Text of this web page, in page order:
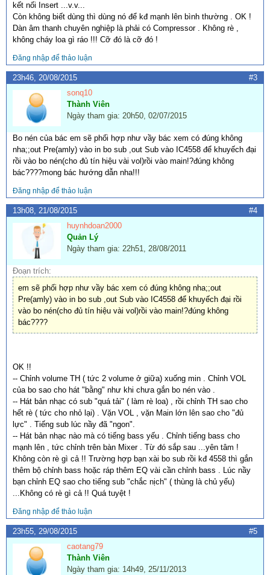
kết nối Insert ...v.v...
Còn không biết dùng thì dùng nó để kđ mạnh lên bình thường . OK !
Dàn âm thanh chuyên nghiệp là phải có Compressor . Không rè ,
không cháy loa gì ráo !!! Cỡ đó là cỡ đó !
Đăng nhập để thảo luận
23h46, 20/08/2015
#3
sonq10
Thành Viên
Ngày tham gia: 20h50, 02/07/2015
Bo nén của bác em sẽ phối hợp như vầy bác xem có đúng không
nha;;out Pre(amly) vào in bo sub ,out Sub vào IC4558 để khuyếch đại
rồi vào bo nén(cho đủ tín hiệu vài vol)rồi vào main!?đúng không
bác????mong bác hướng dẫn nha!!!
Đăng nhập để thảo luận
13h08, 21/08/2015
#4
huynhdoan2000
Quản Lý
Ngày tham gia: 22h51, 28/08/2011
Đoạn trích:
em sẽ phối hợp như vầy bác xem có đúng không nha;;out
Pre(amly) vào in bo sub ,out Sub vào IC4558 để khuyếch đại rồi
vào bo nén(cho đủ tín hiệu vài vol)rồi vào main!?đúng không
bác????
OK !!
-- Chỉnh volume TH ( tức 2 volume ở giữa) xuống min . Chỉnh VOL
của bo sao cho hát "bằng" như khi chưa gắn bo nén vào .
-- Hát bản nhạc có sub "quá tải" ( làm rè loa) , rồi chỉnh TH sao cho
hết rè ( tức cho nhỏ lại) . Vặn VOL , vặn Main lớn lên sao cho "đủ
lực" . Tiếng sub lúc nầy đã "ngon".
-- Hát bản nhạc nào mà có tiếng bass yếu . Chỉnh tiếng bass cho
mạnh lên , tức chỉnh trên bàn Mixer . Từ đó sắp sau ...yên tâm !
Không còn rè gì cả !! Trường hợp bạn xài bo sub rồi kđ 4558 thì gắn
thêm bộ chỉnh bass hoặc ráp thêm EQ vài cần chỉnh bass . Lúc nầy
bạn chỉnh EQ sao cho tiếng sub "chắc nịch" ( thùng là chủ yếu)
...Không có rè gì cả !! Quá tuyệt !
Đăng nhập để thảo luận
23h55, 29/08/2015
#5
caotang79
Thành Viên
Ngày tham gia: 14h49, 25/11/2013